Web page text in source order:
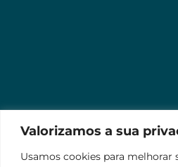
cookies. Leia mais
© 2026 Jr Plus Automação